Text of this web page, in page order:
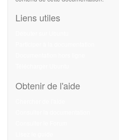
Liens utiles
Obtenir de l'aide